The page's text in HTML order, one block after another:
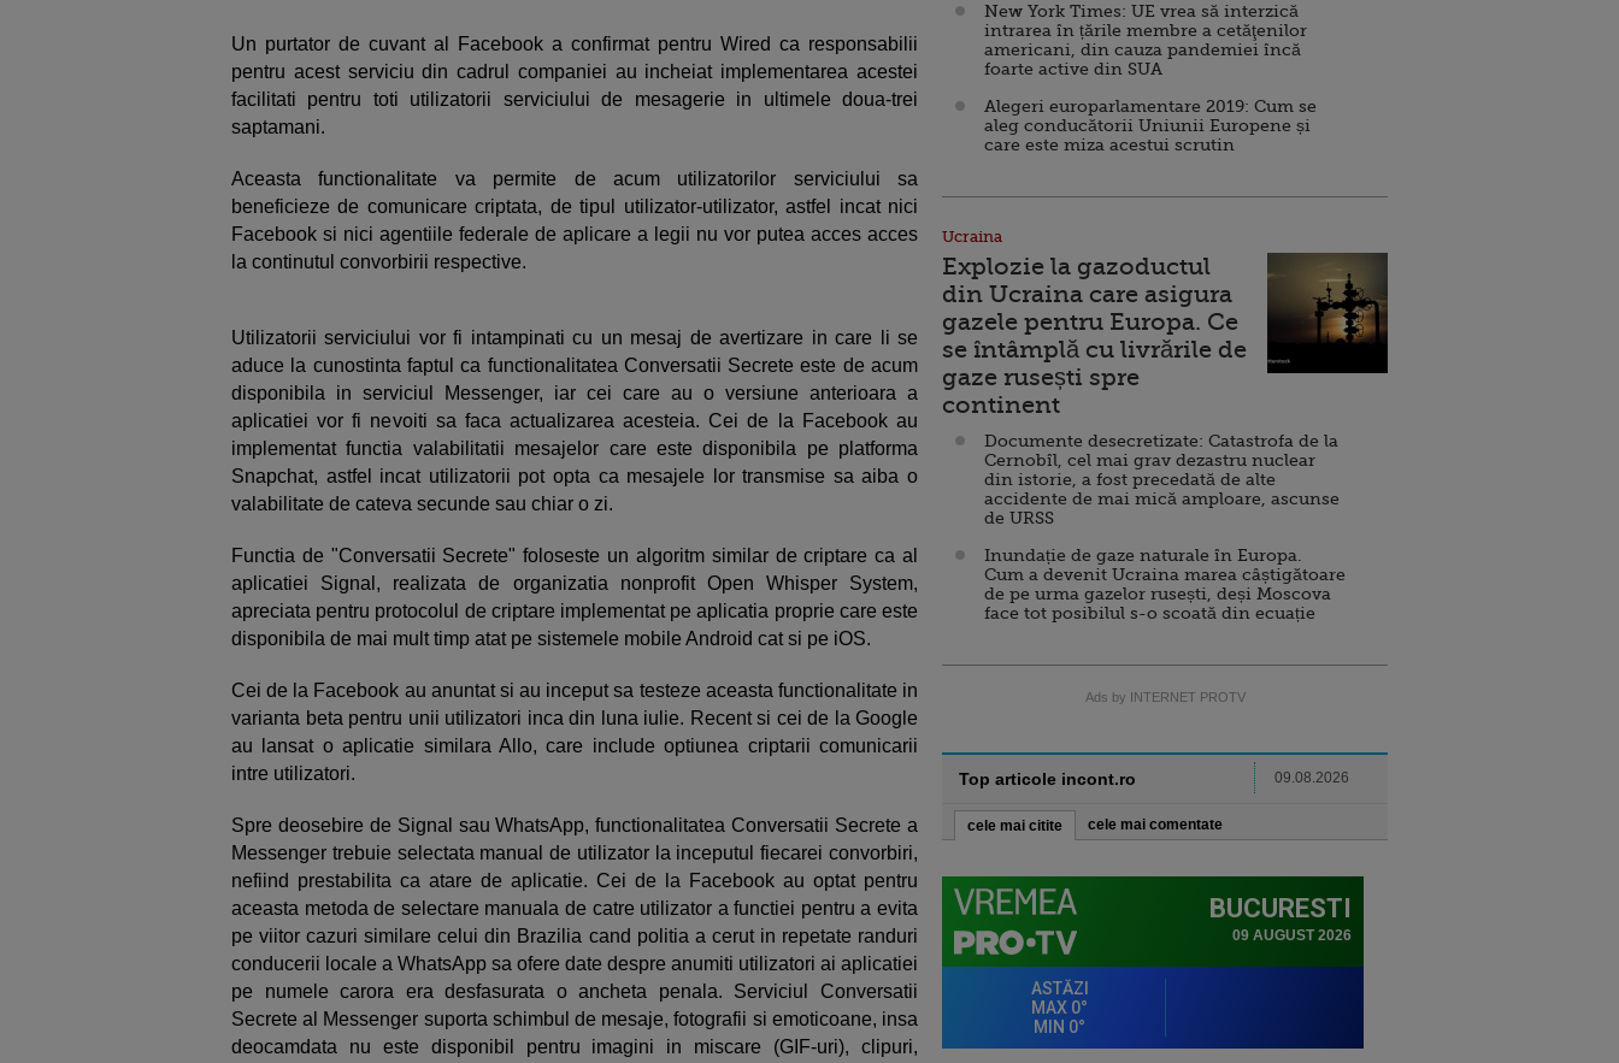
Un purtator de cuvant al Facebook a confirmat pentru Wired ca responsabilii
pentru acest serviciu din cadrul companiei au incheiat implementarea acestei
facilitati pentru toti utilizatorii serviciului de mesagerie in ultimele doua-trei
saptamani.
Aceasta functionalitate va permite de acum utilizatorilor serviciului sa
beneficieze de comunicare criptata, de tipul utilizator-utilizator, astfel incat nici
Facebook si nici agentiile federale de aplicare a legii nu vor putea acces acces
la continutul convorbirii respective.
Utilizatorii serviciului vor fi intampinati cu un mesaj de avertizare in care li se
aduce la cunostinta faptul ca functionalitatea Conversatii Secrete este de acum
disponibila in serviciul Messenger, iar cei care au o versiune anterioara a
aplicatiei vor fi nevoiti sa faca actualizarea acesteia. Cei de la Facebook au
implementat functia valabilitatii mesajelor care este disponibila pe platforma
Snapchat, astfel incat utilizatorii pot opta ca mesajele lor transmise sa aiba o
valabilitate de cateva secunde sau chiar o zi.
Functia de "Conversatii Secrete" foloseste un algoritm similar de criptare ca al
aplicatiei Signal, realizata de organizatia nonprofit Open Whisper System,
apreciata pentru protocolul de criptare implementat pe aplicatia proprie care este
disponibila de mai mult timp atat pe sistemele mobile Android cat si pe iOS.
Cei de la Facebook au anuntat si au inceput sa testeze aceasta functionalitate in
varianta beta pentru unii utilizatori inca din luna iulie. Recent si cei de la Google
au lansat o aplicatie similara Allo, care include optiunea criptarii comunicarii
intre utilizatori.
Spre deosebire de Signal sau WhatsApp, functionalitatea Conversatii Secrete a
Messenger trebuie selectata manual de utilizator la inceputul fiecarei convorbiri,
nefiind prestabilita ca atare de aplicatie. Cei de la Facebook au optat pentru
aceasta metoda de selectare manuala de catre utilizator a functiei pentru a evita
pe viitor cazuri similare celui din Brazilia cand politia a cerut in repetate randuri
conducerii locale a WhatsApp sa ofere date despre anumiti utilizatori ai aplicatiei
pe numele carora era desfasurata o ancheta penala. Serviciul Conversatii
Secrete al Messenger suporta schimbul de mesaje, fotografii si emoticoane, insa
deocamdata nu este disponibil pentru imagini in miscare (GIF-uri), clipuri,
New York Times: UE vrea să interzică
intrarea în țările membre a cetăţenilor
americani, din cauza pandemiei încă
foarte active din SUA
Alegeri europarlamentare 2019: Cum se
aleg conducătorii Uniunii Europene și
care este miza acestui scrutin
Ucraina
Explozie la gazoductul
din Ucraina care asigura
gazele pentru Europa. Ce
se întâmplă cu livrările de
gaze rusești spre
continent
Documente desecretizate: Catastrofa de la
Cernobîl, cel mai grav dezastru nuclear
din istorie, a fost precedată de alte
accidente de mai mică amploare, ascunse
de URSS
Inundație de gaze naturale în Europa.
Cum a devenit Ucraina marea câștigătoare
de pe urma gazelor rusești, deși Moscova
face tot posibilul s-o scoată din ecuație
Ads by INTERNET PROTV
Top articole incont.ro 09.08.2026
cele mai citite cele mai comentate